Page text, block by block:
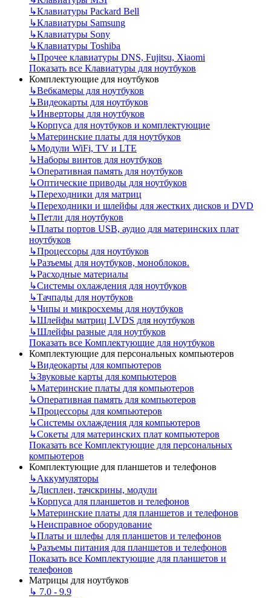
↳Клавиатуры Packard Bell
↳Клавиатуры Samsung
↳Клавиатуры Sony
↳Клавиатуры Toshiba
↳Прочее клавиатуры DNS, Fujitsu, Xiaomi
Показать все Клавиатуры для ноутбуков
Комплектующие для ноутбуков
↳Вебкамеры для ноутбуков
↳Видеокарты для ноутбуков
↳Инверторы для ноутбуков
↳Корпуса для ноутбуков и комплектующие
↳Материнские платы для ноутбуков
↳Модули WiFi, TV и LTE
↳Наборы винтов для ноутбуков
↳Оперативная память для ноутбуков
↳Оптические приводы для ноутбуков
↳Переходники для матриц
↳Переходники и шлейфы для жестких дисков и DVD
↳Петли для ноутбуков
↳Платы портов USB, аудио для материнских плат
ноутбуков
↳Процессоры для ноутбуков
↳Разъемы для ноутбуков, моноблоков.
↳Расходные материалы
↳Системы охлаждения для ноутбуков
↳Тачпады для ноутбуков
↳Чипы и микросхемы для ноутбуков
↳Шлейфы матриц LVDS для ноутбуков
↳Шлейфы разные для ноутбуков
Показать все Комплектующие для ноутбуков
Комплектующие для персональных компьютеров
↳Видеокарты для компьютеров
↳Звуковые карты для компьютеров
↳Материнские платы для компьютеров
↳Оперативная память для компьютеров
↳Процессоры для компьютеров
↳Системы охлаждения для компьютеров
↳Сокеты для материнских плат компьютеров
Показать все Комплектующие для персональных
компьютеров
Комплектующие для планшетов и телефонов
↳Аккумуляторы
↳Дисплеи, тачскрины, модули
↳Корпуса для планшетов и телефонов
↳Материнские платы для планшетов и телефонов
↳Неисправное оборудование
↳Платы и шлефы для планшетов и телефонов
↳Разъемы питания для планшетов и телефонов
Показать все Комплектующие для планшетов и
телефонов
Матрицы для ноутбуков
↳ 7.0 - 9.9